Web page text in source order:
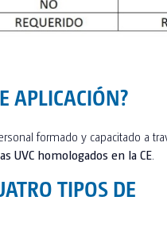
APLICACIÓN?
formado y capacitado a
UVC homologados en la CE
TIPOS DE